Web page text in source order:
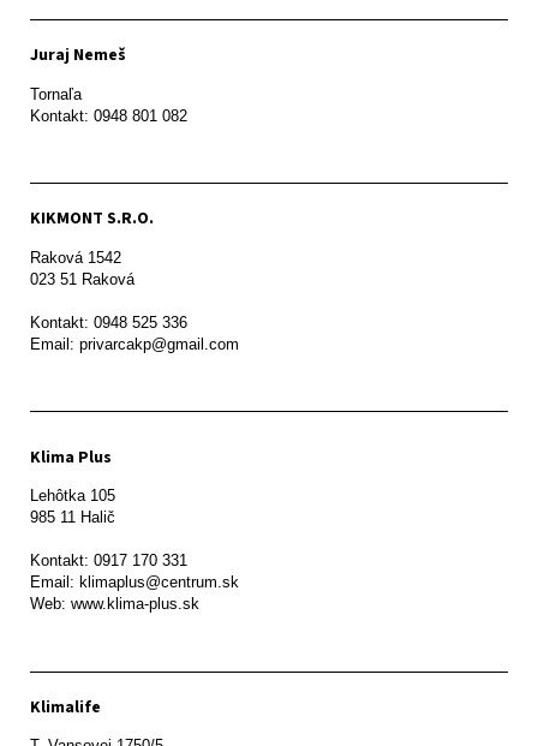
Juraj Nemeš
Tornaľa
Kontakt: 0948 801 082
KIKMONT S.R.O.
Raková 1542
023 51 Raková
Kontakt: 0948 525 336
Email: privarcakp@gmail.com
Klima Plus
Lehôtka 105
985 11 Halič
Kontakt: 0917 170 331
Email: klimaplus@centrum.sk
Klimalife